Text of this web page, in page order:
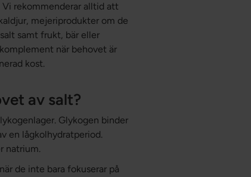
rekommenderar alltid att
mejeriprodukter om de
samt frukt, bär eller
när behovet är
kost.
av salt?
Glykogen binder
en lågkolhydratperiod.
natrium.
de inte bara fokuserar på